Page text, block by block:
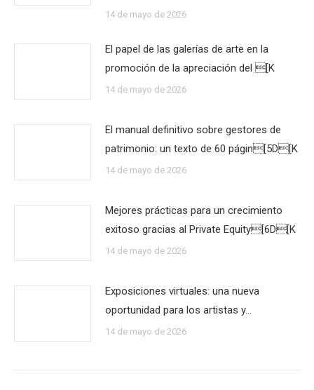
14 de mayo de 2026
El papel de las galerías de arte en la
promoción de la apreciación del [K
14 de mayo de 2026
El manual definitivo sobre gestores de
patrimonio: un texto de 60 págin[5D[K
14 de mayo de 2026
Mejores prácticas para un crecimiento
exitoso gracias al Private Equity[6D[K
14 de mayo de 2026
Exposiciones virtuales: una nueva
oportunidad para los artistas y…
14 de mayo de 2026